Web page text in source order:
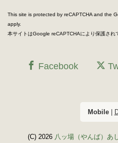
This site is protected by reCAPTCHA and the
apply.
本サイトはGoogle reCAPTCHAにより保護され
Facebook
Mobile|
(C) 2026 八ッ場（やんば）あ